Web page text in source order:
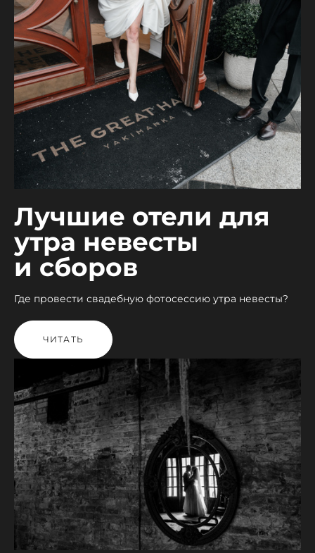
Лучшие отели для
утра невесты
и сборов
Где провести свадебную фотосессию утра невесты?
ЧИТАТЬ